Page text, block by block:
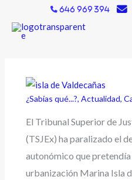
contenido
646 969 394
¿Sabías qué...?,Actualidad,
El Tribunal Superior de
(TSJEx) ha paralizado el
autonómico que
urbanización Marina Isla